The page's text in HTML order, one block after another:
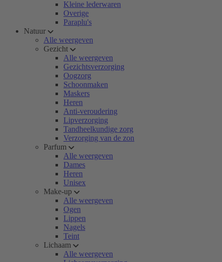
Kleine lederwaren
Overige
Paraplu's
Natuur
Alle weergeven
Gezicht
Alle weergeven
Gezichtsverzorging
Oogzorg
Schoonmaken
Maskers
Heren
Anti-veroudering
Lipverzorging
Tandheelkundige zorg
Verzorging van de zon
Parfum
Alle weergeven
Dames
Heren
Unisex
Make-up
Alle weergeven
Ogen
Lippen
Nagels
Teint
Lichaam
Alle weergeven